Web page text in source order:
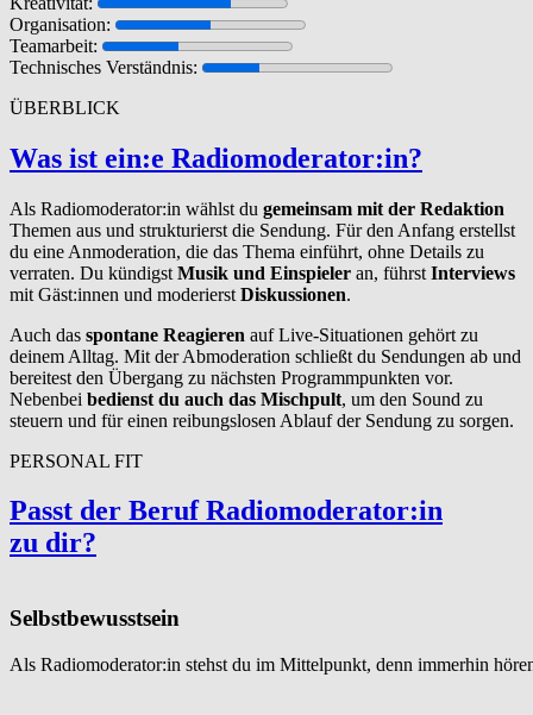
Organisation:
Teamarbeit:
Technisches Verständnis:
ÜBERBLICK
Was ist ein:e Radiomod­er­a­tor:in?
Als Radiomoderator:in wählst du gemeinsam mit der Redaktion
Themen aus und strukturierst die Sendung. Für den Anfang erstellst
du eine Anmoderation, die das Thema einführt, ohne Details zu
verraten. Du kündigst Musik und Einspieler an, führst Interviews
mit Gäst:innen und moderierst Diskussionen.
Auch das spontane Reagieren auf Live-Situationen gehört zu
deinem Alltag. Mit der Abmoderation schließt du Sendungen ab und
bereitest den Übergang zu nächsten Programmpunkten vor.
Nebenbei bedienst du auch das Mischpult, um den Sound zu
steuern und für einen reibungslosen Ablauf der Sendung zu sorgen.
PERSONAL FIT
Passt der Beruf Radiomod­er­a­tor:in
zu dir?
Selbstbewusstsein
Als Radiomoderator:in stehst du im Mittelpunkt, denn immerhin